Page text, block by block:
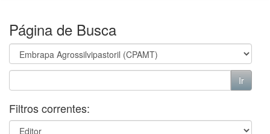
Página de Busca
Filtros correntes: